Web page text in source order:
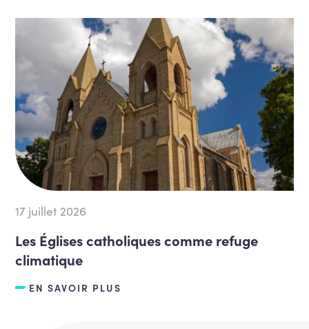
17 juillet 2026
Les Églises catholiques comme refuge
climatique
EN SAVOIR PLUS